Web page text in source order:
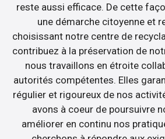
reste aussi efficace. De cette
une démarche citoyenne et
choisissant notre centre de
contribuez à la préservation de
nous travaillons en étroite
autorités compétentes. Elles
régulier et rigoureux de nos
avons à coeur de poursuivre
améliorer en continu nos